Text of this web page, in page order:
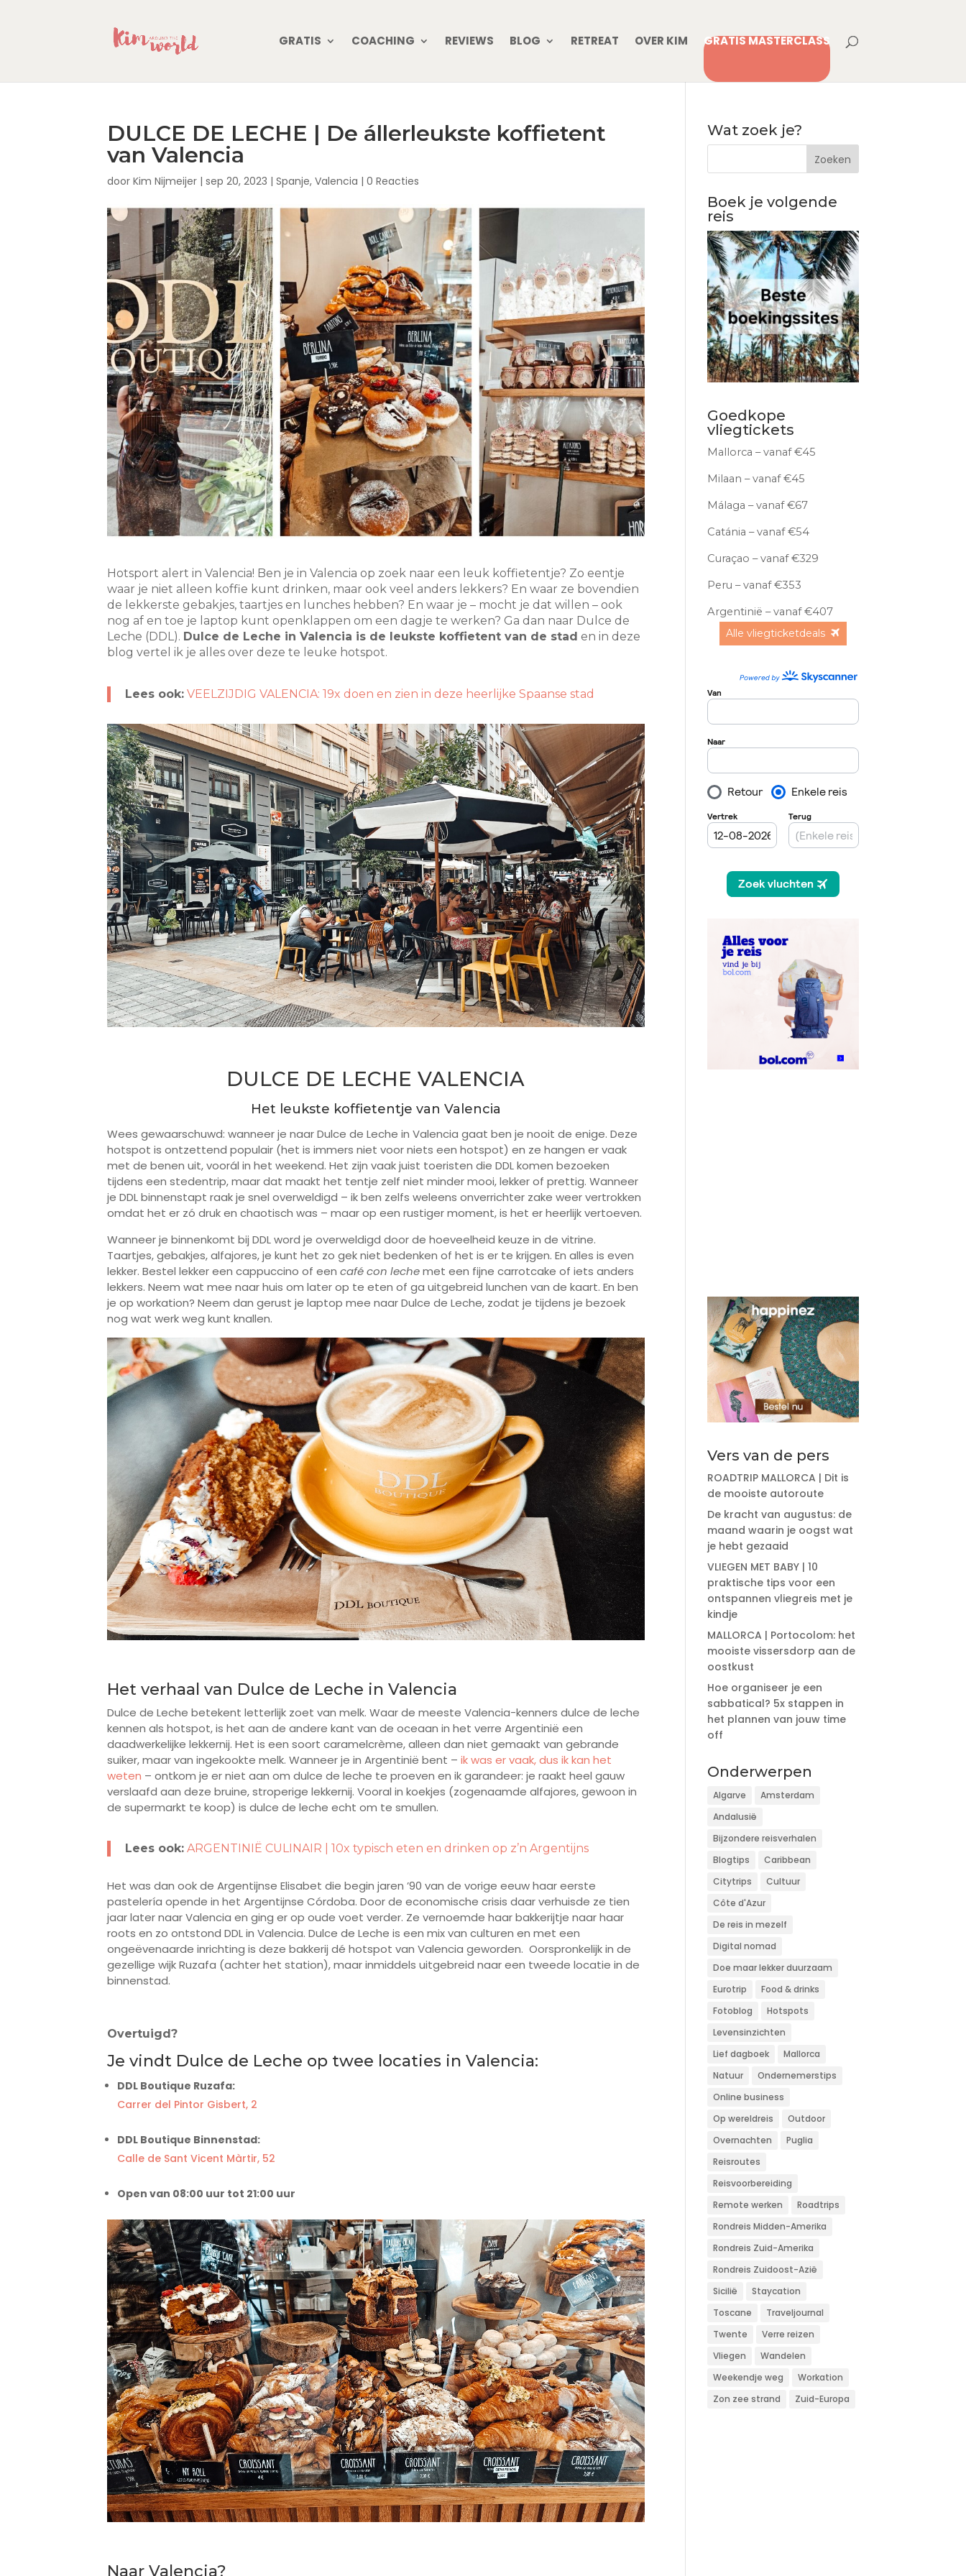
GRATIS COACHING REVIEWS BLOG RETREAT OVER KIM GRATIS MASTERCLASS
DULCE DE LECHE | De állerleukste koffietent
van Valencia
door Kim Nijmeijer | sep 20, 2023 | Spanje, Valencia | 0 Reacties
Hotsport alert in Valencia! Ben je in Valencia op zoek naar een leuk koffietentje? Zo eentje
waar je niet alleen koffie kunt drinken, maar ook veel anders lekkers? En waar ze bovendien
de lekkerste gebakjes, taartjes en lunches hebben? En waar je – mocht je dat willen – ook
nog af en toe je laptop kunt openklappen om een dagje te werken? Ga dan naar Dulce de
Leche (DDL). Dulce de Leche in Valencia is de leukste koffietent van de stad en in deze
blog vertel ik je alles over deze te leuke hotspot.
Lees ook: VEELZIJDIG VALENCIA: 19x doen en zien in deze heerlijke Spaanse stad
DULCE DE LECHE VALENCIA
Het leukste koffietentje van Valencia
Wees gewaarschuwd: wanneer je naar Dulce de Leche in Valencia gaat ben je nooit de enige. Deze
hotspot is ontzettend populair (het is immers niet voor niets een hotspot) en ze hangen er vaak
met de benen uit, voorál in het weekend. Het zijn vaak juist toeristen die DDL komen bezoeken
tijdens een stedentrip, maar dat maakt het tentje zelf niet minder mooi, lekker of prettig. Wanneer
je DDL binnenstapt raak je snel overweldigd – ik ben zelfs weleens onverrichter zake weer vertrokken
omdat het er zó druk en chaotisch was – maar op een rustiger moment, is het er heerlijk vertoeven.
Wanneer je binnenkomt bij DDL word je overweldigd door de hoeveelheid keuze in de vitrine.
Taartjes, gebakjes, alfajores, je kunt het zo gek niet bedenken of het is er te krijgen. En alles is even
lekker. Bestel lekker een cappuccino of een café con lechemet een fijne carrotcake of iets anders
lekkers. Neem wat mee naar huis om later op te eten of ga uitgebreid lunchen van de kaart. En ben
je op workation? Neem dan gerust je laptop mee naar Dulce de Leche, zodat je tijdens je bezoek
nog wat werk weg kunt knallen.
Het verhaal van Dulce de Leche in Valencia
Dulce de Leche betekent letterlijk zoet van melk. Waar de meeste Valencia-kenners dulce de leche
kennen als hotspot, is het aan de andere kant van de oceaan in het verre Argentinië een
daadwerkelijke lekkernij. Het is een soort caramelcrème, alleen dan niet gemaakt van gebrande
suiker, maar van ingekookte melk. Wanneer je in Argentinië bent – ik was er vaak, dus ik kan het
weten – ontkom je er niet aan om dulce de leche te proeven en ik garandeer: je raakt heel gauw
verslaafd aan deze bruine, stroperige lekkernij. Vooral in koekjes (zogenaamde alfajores, gewoon in
de supermarkt te koop) is dulce de leche echt om te smullen.
Lees ook: ARGENTINIË CULINAIR | 10x typisch eten en drinken op z’n Argentijns
Het was dan ook de Argentijnse Elisabet die begin jaren ’90 van de vorige eeuw haar eerste
pastelería opende in het Argentijnse Córdoba. Door de economische crisis daar verhuisde ze tien
jaar later naar Valencia en ging er op oude voet verder. Ze vernoemde haar bakkerijtje naar haar
roots en zo ontstond DDL in Valencia. Dulce de Leche is een mix van culturen en met een
ongeëvenaarde inrichting is deze bakkerij dé hotspot van Valencia geworden. Oorspronkelijk in de
gezellige wijk Ruzafa (achter het station), maar inmiddels uitgebreid naar een tweede locatie in de
binnenstad.
Overtuigd?
Je vindt Dulce de Leche op twee locaties in Valencia:
DDL Boutique Ruzafa:
Carrer del Pintor Gisbert, 2
DDL Boutique Binnenstad:
Calle de Sant Vicent Màrtir, 52
Open van 08:00 uur tot 21:00 uur
Naar Valencia?
Wat zoek je?
Boek je volgende
reis
Goedkope
vliegtickets
Mallorca – vanaf €45
Milaan – vanaf €45
Málaga – vanaf €67
Catánia – vanaf €54
Curaçao – vanaf €329
Peru – vanaf €353
Argentinië – vanaf €407
Alle vliegticketdeals
Vers van de pers
ROADTRIP MALLORCA | Dit is
de mooiste autoroute
De kracht van augustus: de
maand waarin je oogst wat
je hebt gezaaid
VLIEGEN MET BABY | 10
praktische tips voor een
ontspannen vliegreis met je
kindje
MALLORCA | Portocolom: het
mooiste vissersdorp aan de
oostkust
Hoe organiseer je een
sabbatical? 5x stappen in
het plannen van jouw time
off
Onderwerpen
Algarve
Amsterdam
Andalusië
Bijzondere reisverhalen
Blogtips
Caribbean
Citytrips
Cultuur
Côte d'Azur
De reis in mezelf
Digital nomad
Doe maar lekker duurzaam
Eurotrip
Food & drinks
Fotoblog
Hotspots
Levensinzichten
Lief dagboek
Mallorca
Natuur
Ondernemerstips
Online business
Op wereldreis
Outdoor
Overnachten
Puglia
Reisroutes
Reisvoorbereiding
Remote werken
Roadtrips
Rondreis Midden-Amerika
Rondreis Zuid-Amerika
Rondreis Zuidoost-Azië
Sicilië
Staycation
Toscane
Traveljournal
Twente
Verre reizen
Vliegen
Wandelen
Weekendje weg
Workation
Zon zee strand
Zuid-Europa